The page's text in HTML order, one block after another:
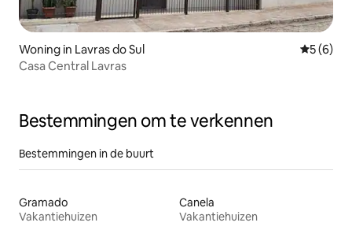
Woning in Lavras do Sul
5 (6)
Casa Central Lavras
Bestemmingen om te verkennen
Bestemmingen in de buurt
Gramado
Vakantiehuizen
Canela
Vakantiehuizen